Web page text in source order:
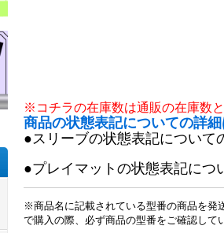
※コチラの在庫数は通販の在庫数
商品の状態表記についての詳
●スリーブの状態表記について
●プレイマットの状態表記につ
※商品名に記載されている型番の商品を発
で購入の際、必ず商品の型番をご確認して